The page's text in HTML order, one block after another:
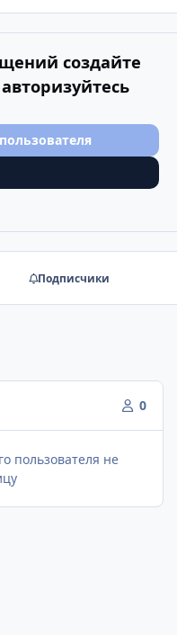
создайте
Подписчики
0
пользователя не